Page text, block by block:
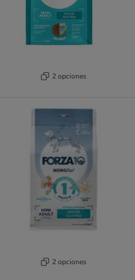
2 opciones
2 opciones